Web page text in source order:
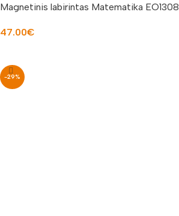
Magnetinis labirintas Matematika EO1308
47.00€
-29%